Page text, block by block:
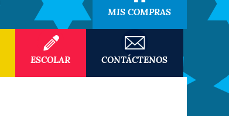
MIS COMPRAS
ESCOLAR CONTÁCTENOS